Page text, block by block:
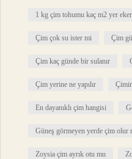
1 kg çim tohumu kaç m2 yer eker
Çim çok su ister mi Çim
Çim kaç günde bir sulanır
Çim yerine ne yapılır
En dayanıklı çim hangisi
Güneş görmeyen yerde çim olur
Zoysia çim ayrık otu mu